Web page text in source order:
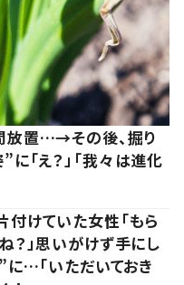
放置…→その後、掘り
「え？」「我々は進化
けていた女性「もら
？」思いがけず手にし
に…「いただいておき